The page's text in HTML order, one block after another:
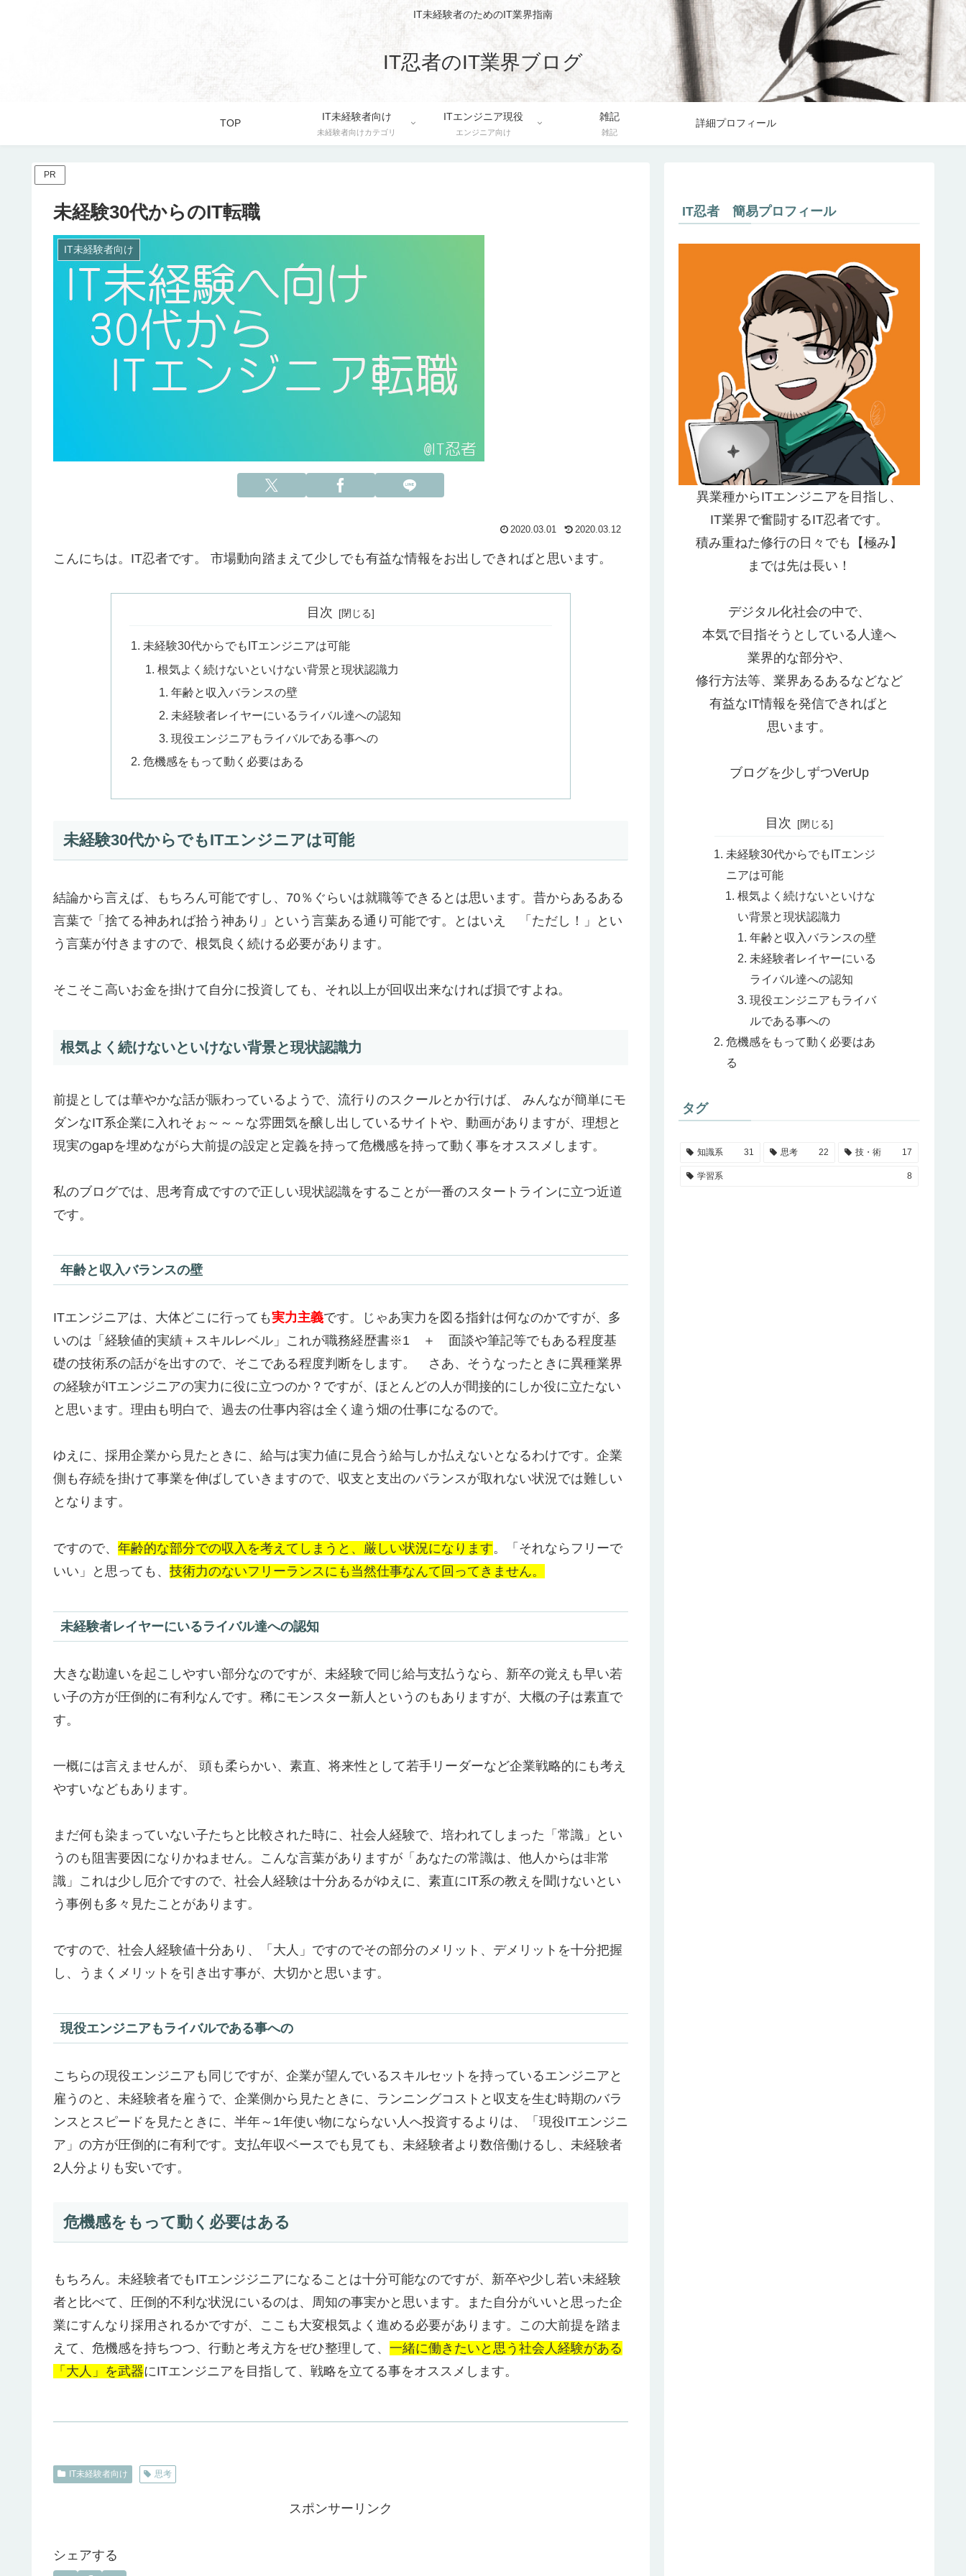
IT未経験者のためのIT業界指南
IT忍者のIT業界ブログ
TOP
IT未経験者向け
未経験者向けカテゴリ
ITエンジニア現役
エンジニア向け
雑記
雑記
詳細プロフィール
PR
未経験30代からのIT転職
IT未経験者向け
2020.03.01 2020.03.12
こんにちは。IT忍者です。 市場動向踏まえて少しでも有益な情報をお出しできればと思います。
目次
未経験30代からでもITエンジニアは可能
根気よく続けないといけない背景と現状認識力
年齢と収入バランスの壁
未経験者レイヤーにいるライバル達への認知
現役エンジニアもライバルである事への
危機感をもって動く必要はある
未経験30代からでもITエンジニアは可能
結論から言えば、もちろん可能ですし、70％ぐらいは就職等できるとは思います。昔からあるある
言葉で「捨てる神あれば拾う神あり」という言葉ある通り可能です。とはいえ 「ただし！」とい
う言葉が付きますので、根気良く続ける必要があります。
そこそこ高いお金を掛けて自分に投資しても、それ以上が回収出来なければ損ですよね。
根気よく続けないといけない背景と現状認識力
前提としては華やかな話が賑わっているようで、流行りのスクールとか行けば、 みんなが簡単にモ
ダンなIT系企業に入れそぉ～～～な雰囲気を醸し出しているサイトや、動画がありますが、 理想と
現実のgapを埋めながら大前提の設定と定義を持って危機感を持って動く事をオススメします。
私のブログでは、思考育成ですので正しい現状認識をすることが一番のスタートラインに立つ近道
です。
年齢と収入バランスの壁
ITエンジニアは、大体どこに行っても実力主義です。じゃあ実力を図る指針は何なのかですが、多
いのは「経験値的実績＋スキルレベル」これが職務経歴書※1 ＋ 面談や筆記等でもある程度基
礎の技術系の話がを出すので、そこである程度判断をします。 さあ、そうなったときに異種業界
の経験がITエンジニアの実力に役に立つのか？ですが、ほとんどの人が間接的にしか役に立たない
と思います。理由も明白で、過去の仕事内容は全く違う畑の仕事になるので。
ゆえに、採用企業から見たときに、給与は実力値に見合う給与しか払えないとなるわけです。企業
側も存続を掛けて事業を伸ばしていきますので、収支と支出のバランスが取れない状況では難しい
となります。
ですので、 年齢的な部分での収入を考えてしまうと、厳しい状況になります。「それならフリーで
いい」と思っても、 技術力のないフリーランスにも当然仕事なんて回ってきません。
未経験者レイヤーにいるライバル達への認知
大きな勘違いを起こしやすい部分なのですが、未経験で同じ給与支払うなら、新卒の覚えも早い若
い子の方が圧倒的に有利なんです。稀にモンスター新人というのもありますが、大概の子は素直で
す。
一概には言えませんが、 頭も柔らかい、素直、将来性として若手リーダーなど企業戦略的にも考え
やすいなどもあります。
まだ何も染まっていない子たちと比較された時に、社会人経験で、培われてしまった「常識」とい
うのも阻害要因になりかねません。こんな言葉がありますが「あなたの常識は、他人からは非常
識」これは少し厄介ですので、 社会人経験は十分あるがゆえに、素直にIT系の教えを聞けないとい
う事例も多々見たことがあります。
ですので、社会人経験値十分あり、「大人」ですのでその部分のメリット、デメリットを十分把握
し、うまくメリットを引き出す事が、大切かと思います。
現役エンジニアもライバルである事への
こちらの現役エンジニアも同じですが、企業が望んでいるスキルセットを持っているエンジニアと
雇うのと、未経験者を雇うで、企業側から見たときに、ランニングコストと収支を生む時期のバラ
ンスとスピードを見たときに、 半年～1年使い物にならない人へ投資するよりは、「現役ITエンジニ
ア」の方が圧倒的に有利 です。支払年収ベースでも見ても、未経験者より数倍働けるし、未経験者
2人分よりも安いです。
危機感をもって動く必要はある
もちろん。未経験者でもITエンジジニアになることは十分可能なのですが、新卒や少し若い未経験
者と比べて、圧倒的不利な状況にいるのは、周知の事実かと思います。また自分がいいと思った企
業にすんなり採用されるかですが、ここも大変根気よく進める必要があります。この大前提を踏ま
えて、危機感を持ちつつ、行動と考え方をぜひ整理して、 一緒に働きたいと思う 社会人経験がある
「大人」を武器にITエンジニアを目指して、戦略を立てる事をオススメします。
IT未経験者向け 思考
スポンサーリンク
シェアする
IT忍者 簡易プロフィール
異業種からITエンジニアを目指し、
IT業界で奮闘するIT忍者です。
積み重ねた修行の日々でも【極み】
までは先は長い！
デジタル化社会の中で、
本気で目指そうとしている人達へ
業界的な部分や、
修行方法等、業界あるあるなどなど
有益なIT情報を発信できればと
思います。
ブログを少しずつVerUp
目次
未経験30代からでもITエンジ
ニアは可能
根気よく続けないといけな
い背景と現状認識力
年齢と収入バランスの壁
未経験者レイヤーにいる
ライバル達への認知
現役エンジニアもライバ
ルである事への
危機感をもって動く必要はあ
る
タグ
知識系 31 思考 22 技・術 17
学習系 8